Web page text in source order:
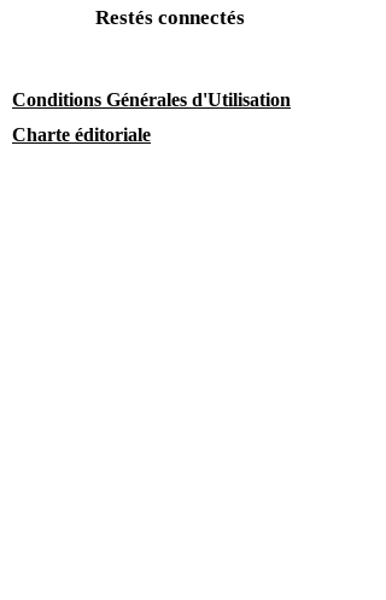
Restés connectés
Conditions Générales d'Utilisation
Charte éditoriale